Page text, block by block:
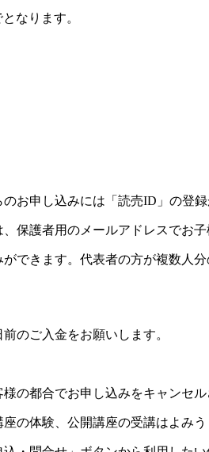
なります。
お申し込みには「読売ID」の登
保護者用のメールアドレスでお子
できます。代表者の方が複数人
のご入金をお願いします。
都合でお申し込みをキャンセル
の体験、公開講座の受講はよみう